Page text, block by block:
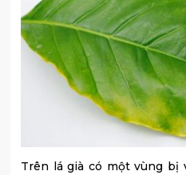
Trên lá già có một vùng bị